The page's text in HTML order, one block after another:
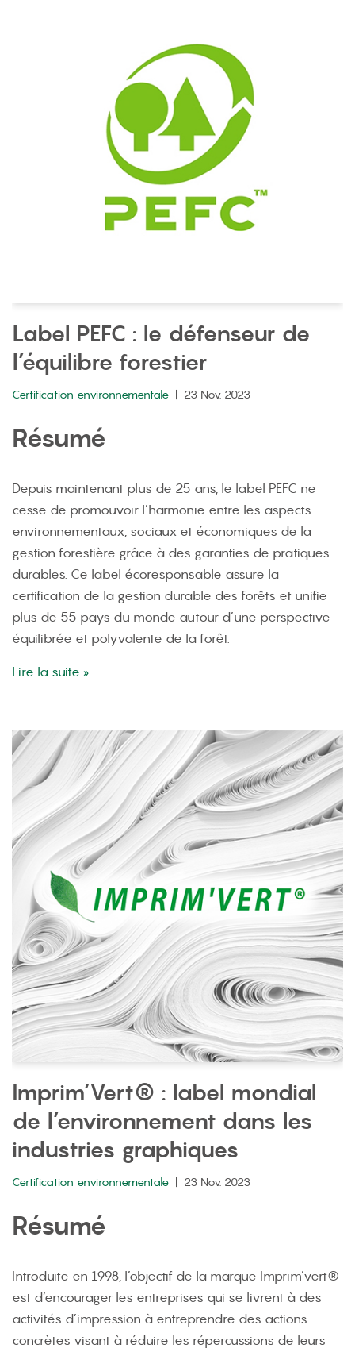
Label PEFC : le défenseur de
l’équilibre forestier
Certification environnementale 23 Nov. 2023
Résumé
Depuis maintenant plus de 25 ans, le label PEFC ne
cesse de promouvoir l’harmonie entre les aspects
environnementaux, sociaux et économiques de la
gestion forestière grâce à des garanties de pratiques
durables. Ce label écoresponsable assure la
certification de la gestion durable des forêts et unifie
plus de 55 pays du monde autour d’une perspective
équilibrée et polyvalente de la forêt.
Lire la suite »
Imprim’Vert® : label mondial
de l’environnement dans les
industries graphiques
Certification environnementale 23 Nov. 2023
Résumé
Introduite en 1998, l’objectif de la marque Imprim’vert®
est d’encourager les entreprises qui se livrent à des
activités d’impression à entreprendre des actions
concrètes visant à réduire les répercussions de leurs